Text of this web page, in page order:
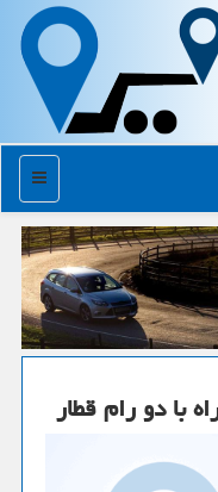
منو
با دو رام قطار